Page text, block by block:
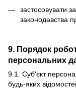
застосовувати
законодавства
9. Порядок
персональних
9.1. Суб'єкт
будь-яких